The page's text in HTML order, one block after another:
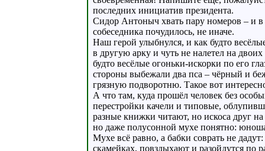
последних инициатив президента.
Сидор Антоныч хвать пару номеров – и в
собеседника почудилось, не иначе.
Наш герой улыбнулся, и как будто
в другую арку и чуть не налетел на
будто весёлые огоньки-искорки по его
стороны выбежали два пса – чёрный и
грязную подворотню. Такое вот
А что там, куда прошёл человек без
перестройки качели и типовые,
разные книжки читают, но искоса друг
но даже полусонной мухе понятно:
Мухе всё равно, а бабки соврать не
скамейках, повздыхают и разойдутся по